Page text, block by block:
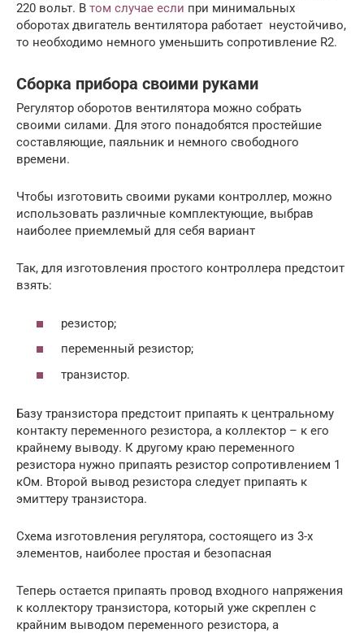
220 вольт. В том случае если при минимальных
оборотах двигатель вентилятора работает неустойчиво,
то необходимо немного уменьшить сопротивление R2.
Сборка прибора своими руками
Регулятор оборотов вентилятора можно собрать
своими силами. Для этого понадобятся простейшие
составляющие, паяльник и немного свободного
времени.
Чтобы изготовить своими руками контроллер, можно
использовать различные комплектующие, выбрав
наиболее приемлемый для себя вариант
Так, для изготовления простого контроллера предстоит
взять:
резистор;
переменный резистор;
транзистор.
Базу транзистора предстоит припаять к центральному
контакту переменного резистора, а коллектор – к его
крайнему выводу. К другому краю переменного
резистора нужно припаять резистор сопротивлением 1
кОм. Второй вывод резистора следует припаять к
эмиттеру транзистора.
Схема изготовления регулятора, состоящего из 3-х
элементов, наиболее простая и безопасная
Теперь остается припаять провод входного напряжения
к коллектору транзистора, который уже скреплен с
крайним выводом переменного резистора, а